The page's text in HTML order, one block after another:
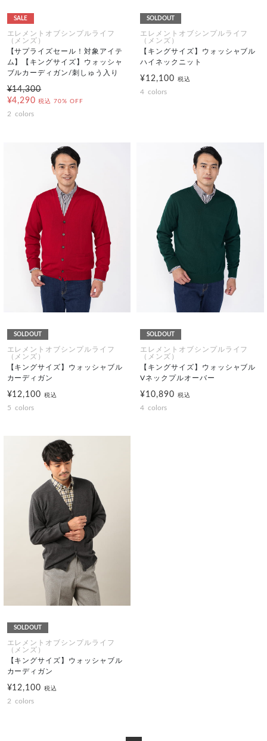
SALE
エレメントオブシンプルライフ
（メンズ）
【サプライズセール！対象アイテ
ム】【キングサイズ】ウォッシャ
ブルカーディガン/刺しゅう入り
¥14,300
¥4,290 税込 70% OFF
2 colors
SOLDOUT
エレメントオブシンプルライフ
（メンズ）
【キングサイズ】ウォッシャブル
ハイネックニット
¥12,100 税込
4 colors
SOLDOUT
エレメントオブシンプルライフ
（メンズ）
【キングサイズ】ウォッシャブル
カーディガン
¥12,100税込
5 colors
SOLDOUT
エレメントオブシンプルライフ
（メンズ）
【キングサイズ】ウォッシャブル
Vネックプルオーバー
¥10,890 税込
4 colors
SOLDOUT
エレメントオブシンプルライフ
（メンズ）
【キングサイズ】ウォッシャブル
カーディガン
¥12,100税込
2 colors